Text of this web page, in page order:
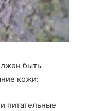
быть
кожи:
питательные